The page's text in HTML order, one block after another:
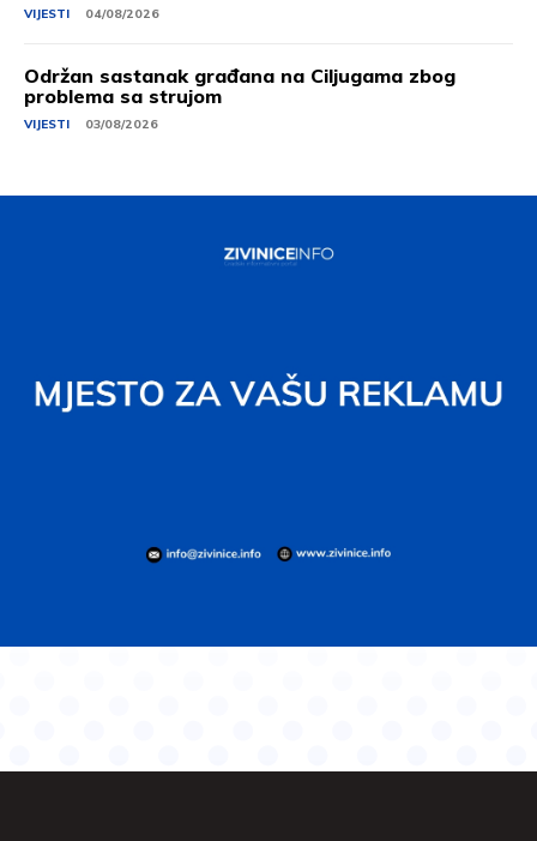
VIJESTI 04/08/2026
Održan sastanak građana na Ciljugama zbog
problema sa strujom
VIJESTI 03/08/2026